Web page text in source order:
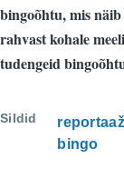
bingoõhtu, mis
rahvast kohale
tudengeid
Sildid reportaaž
bingo